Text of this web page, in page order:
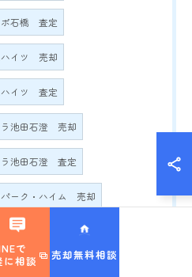
ポ石橋 査定
ハイツ 売却
ハイツ 査定
ラ池田石澄 売却
ラ池田石澄 査定
ーク・ハイム 売却
パーク・ハイム 査定
地 売却
で
に相談
売却無料相談